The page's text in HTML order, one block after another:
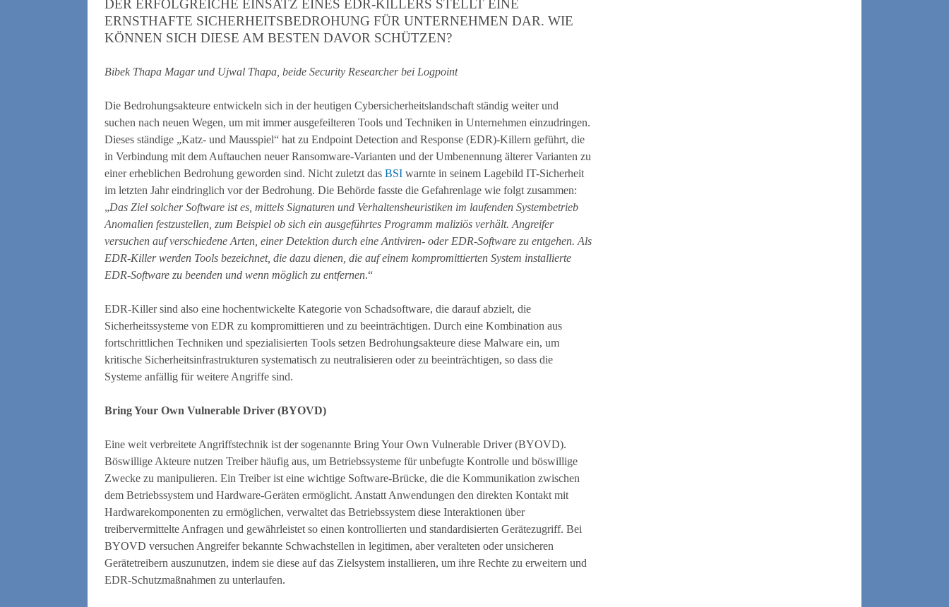
DER ERFOLGREICHE EINSATZ EINES EDR-KILLERS STELLT EINE
ERNSTHAFTE SICHERHEITSBEDROHUNG FÜR UNTERNEHMEN DAR. WIE
KÖNNEN SICH DIESE AM BESTEN DAVOR SCHÜTZEN?
Bibek Thapa Magar und Ujwal Thapa, beide Security Researcher bei Logpoint
Die Bedrohungsakteure entwickeln sich in der heutigen Cybersicherheitslandschaft ständig weiter und
suchen nach neuen Wegen, um mit immer ausgefeilteren Tools und Techniken in Unternehmen einzudringen.
Dieses ständige „Katz- und Mausspiel“ hat zu Endpoint Detection and Response (EDR)-Killern geführt, die
in Verbindung mit dem Auftauchen neuer Ransomware-Varianten und der Umbenennung älterer Varianten zu
einer erheblichen Bedrohung geworden sind. Nicht zuletzt das BSI warnte in seinem Lagebild IT-Sicherheit
im letzten Jahr eindringlich vor der Bedrohung. Die Behörde fasste die Gefahrenlage wie folgt zusammen:
„Das Ziel solcher Software ist es, mittels Signaturen und Verhaltensheuristiken im laufenden Systembetrieb
Anomalien festzustellen, zum Beispiel ob sich ein ausgeführtes Programm maliziös verhält. Angreifer
versuchen auf verschiedene Arten, einer Detektion durch eine Antiviren- oder EDR-Software zu entgehen. Als
EDR-Killer werden Tools bezeichnet, die dazu dienen, die auf einem kompromittierten System installierte
EDR-Software zu beenden und wenn möglich zu entfernen.“
EDR-Killer sind also eine hochentwickelte Kategorie von Schadsoftware, die darauf abzielt, die
Sicherheitssysteme von EDR zu kompromittieren und zu beeinträchtigen. Durch eine Kombination aus
fortschrittlichen Techniken und spezialisierten Tools setzen Bedrohungsakteure diese Malware ein, um
kritische Sicherheitsinfrastrukturen systematisch zu neutralisieren oder zu beeinträchtigen, so dass die
Systeme anfällig für weitere Angriffe sind.
Bring Your Own Vulnerable Driver (BYOVD)
Eine weit verbreitete Angriffstechnik ist der sogenannte Bring Your Own Vulnerable Driver (BYOVD).
Böswillige Akteure nutzen Treiber häufig aus, um Betriebssysteme für unbefugte Kontrolle und böswillige
Zwecke zu manipulieren. Ein Treiber ist eine wichtige Software-Brücke, die die Kommunikation zwischen
dem Betriebssystem und Hardware-Geräten ermöglicht. Anstatt Anwendungen den direkten Kontakt mit
Hardwarekomponenten zu ermöglichen, verwaltet das Betriebssystem diese Interaktionen über
treibervermittelte Anfragen und gewährleistet so einen kontrollierten und standardisierten Gerätezugriff. Bei
BYOVD versuchen Angreifer bekannte Schwachstellen in legitimen, aber veralteten oder unsicheren
Gerätetreibern auszunutzen, indem sie diese auf das Zielsystem installieren, um ihre Rechte zu erweitern und
EDR-Schutzmaßnahmen zu unterlaufen.